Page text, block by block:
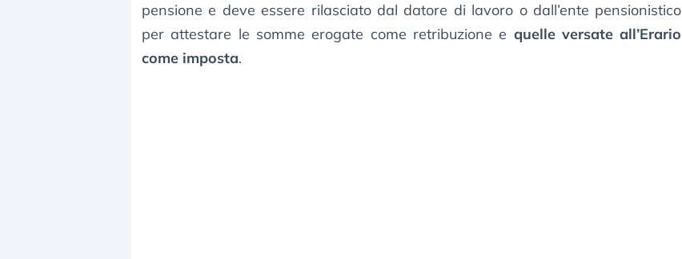
pensione e deve essere rilasciato dal datore di lavoro o dall’ente pensionistico
per attestare le somme erogate come retribuzione e quelle versate all’Erario
come imposta.